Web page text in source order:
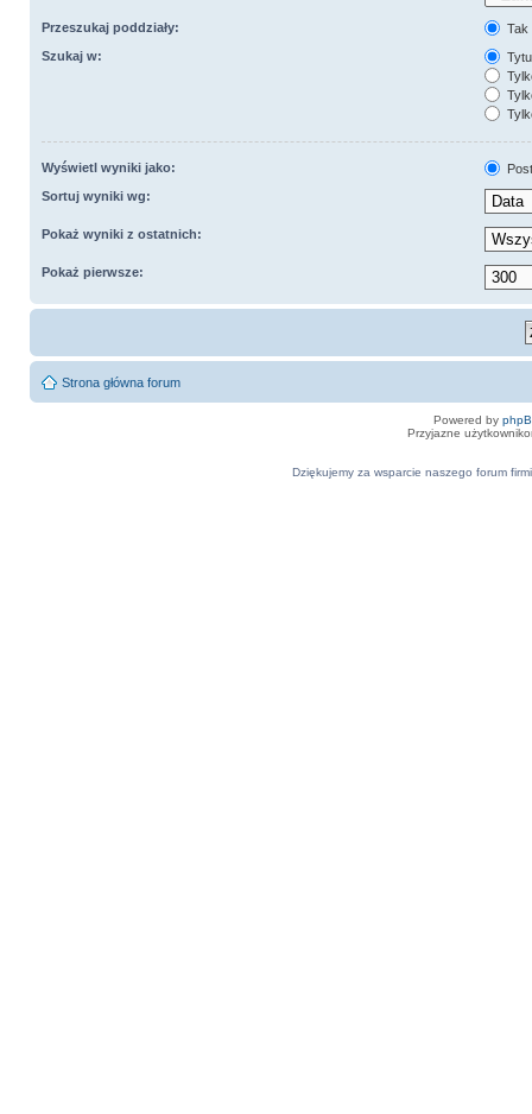
Przeszukaj poddziały:
Tak
Szukaj w:
Wyświetl wyniki jako:
Sortuj wyniki wg:
Pokaż wyniki z ostatnich:
Pokaż pierwsze:
Strona główna forum
Powered by
Przyjazne
Dziękujemy za wsparcie naszego forum